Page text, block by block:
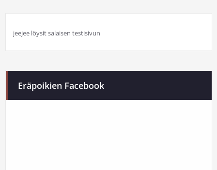
jeejee löysit salaisen testisivun
Eräpoikien Facebook